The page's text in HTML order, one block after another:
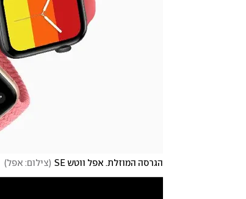
הגרסה המוזלת. אפל ווטש SE (צילום: אפל)